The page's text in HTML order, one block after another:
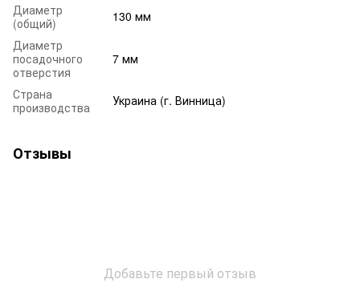
Диаметр
(общий)
130 мм
Диаметр
посадочного
отверстия
7 мм
Страна
производства
Украина (г. Винница)
Отзывы
Добавьте первый отзыв